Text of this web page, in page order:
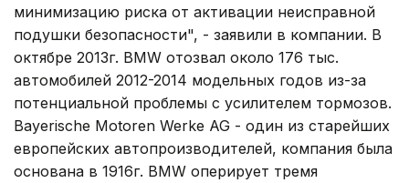
минимизацию риска от активации неисправной
подушки безопасности", - заявили в компании. В
октябре 2013г. BMW отозвал около 176 тыс.
автомобилей 2012-2014 модельных годов из-за
потенциальной проблемы с усилителем тормозов.
Bayerische Motoren Werke AG - один из старейших
европейских автопроизводителей, компания была
основана в 1916г. BMW оперирует тремя